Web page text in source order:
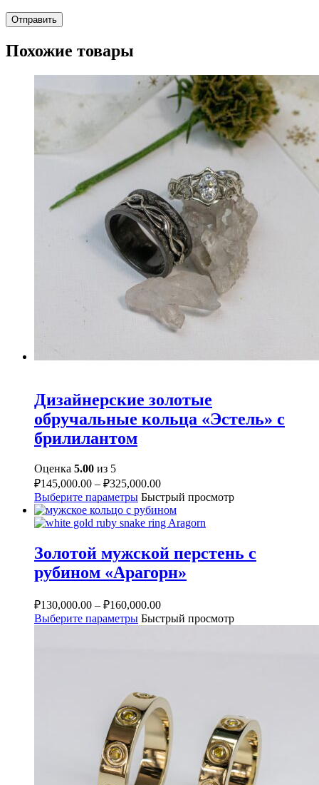
Похожие товары
Дизайнерские золотые
обручальные кольца «Эстель» с
брилилантом
Оценка 5.00 из 5
₽145,000.00 – ₽325,000.00
Выберите параметры Быстрый просмотр
Золотой мужской перстень с
рубином «Арагорн»
₽130,000.00 – ₽160,000.00
Выберите параметры Быстрый просмотр